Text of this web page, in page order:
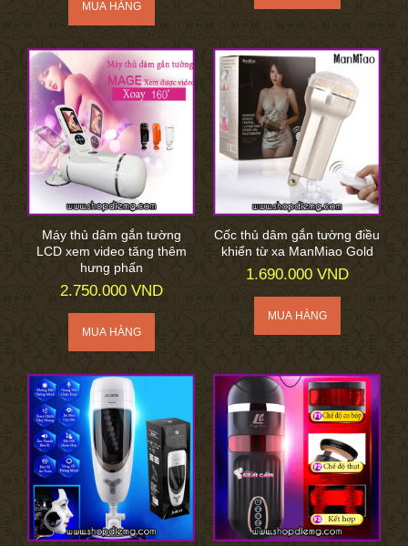
Máy thủ dâm gắn tường
LCD xem video tăng thêm
hưng phấn
2.750.000 VND
Cốc thủ dâm gắn tường điều
khiển từ xa ManMiao Gold
1.690.000 VND